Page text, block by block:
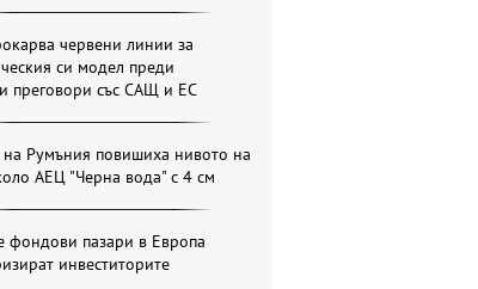
червени линии за
си модел преди
преговори със САЩ и ЕС
Румъния повишиха нивото на
АЕЦ "Черна вода" с 4 см
фондови пазари в Европа
инвеститорите